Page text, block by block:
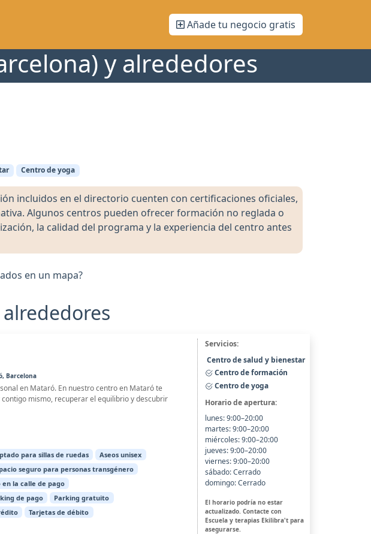
Añade tu negocio gratis
y alrededores
Centro de yoga
incluidos en el directorio cuenten con certificaciones oficiales,
Algunos centros pueden ofrecer formación no reglada o
la calidad del programa y la experiencia del centro antes
en un mapa?
Barcelona
en Mataró. En nuestro centro en Mataró te
mismo, recuperar el equilibrio y descubrir
para sillas de ruedas
Aseos unisex
seguro para personas transgénero
la calle de pago
de pago
Parking gratuito
Tarjetas de débito
Servicios:
Centro de salud y bienestar
Centro de formación
Centro de yoga
Horario de apertura:
lunes: 9:00–20:00
martes: 9:00–20:00
miércoles: 9:00–20:00
jueves: 9:00–20:00
viernes: 9:00–20:00
sábado: Cerrado
domingo: Cerrado
El horario podría no estar
actualizado. Contacte con
Escuela y terapias Ekilibra't para
asegurarse.